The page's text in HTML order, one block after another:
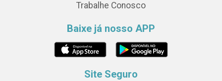
Trabalhe Conosco
Baixe já nosso APP
Site Seguro